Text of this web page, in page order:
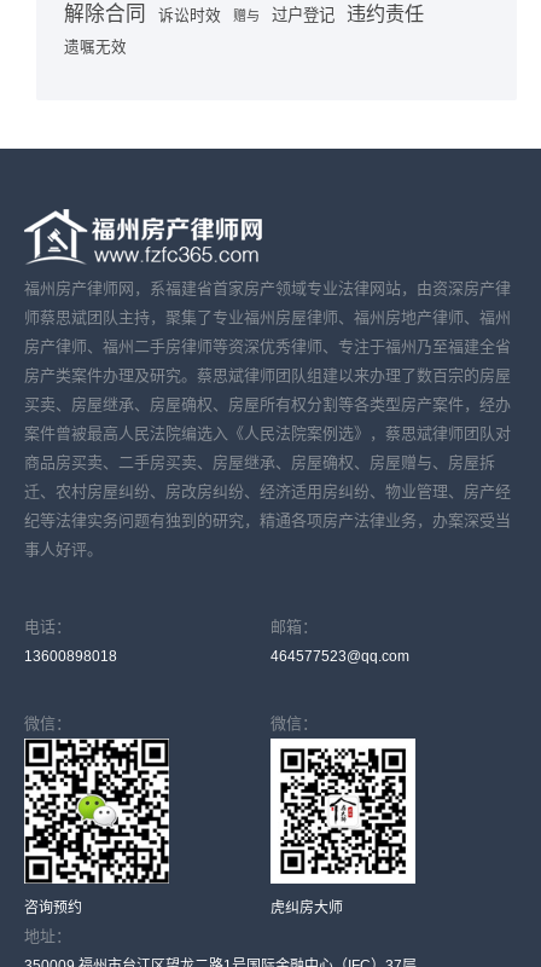
解除合同 诉讼时效 赠与 过户登记 违约责任
遗嘱无效
福州房产律师网，系福建省首家房产领域专业法律网站，由资深房产律
师蔡思斌团队主持，聚集了专业福州房屋律师、福州房地产律师、福州
房产律师、福州二手房律师等资深优秀律师、专注于福州乃至福建全省
房产类案件办理及研究。蔡思斌律师团队组建以来办理了数百宗的房屋
买卖、房屋继承、房屋确权、房屋所有权分割等各类型房产案件，经办
案件曾被最高人民法院编选入《人民法院案例选》，蔡思斌律师团队对
商品房买卖、二手房买卖、房屋继承、房屋确权、房屋赠与、房屋拆
迁、农村房屋纠纷、房改房纠纷、经济适用房纠纷、物业管理、房产经
纪等法律实务问题有独到的研究，精通各项房产法律业务，办案深受当
事人好评。
电话：
13600898018
邮箱：
464577523@qq.com
微信：
咨询预约
微信：
虎纠房大师
地址：